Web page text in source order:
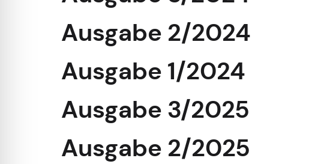
Ausgabe 2/2024
Ausgabe 1/2024
Ausgabe 3/2025
Ausgabe 2/2025